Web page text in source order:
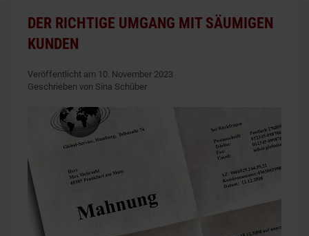
DER RICHTIGE UMGANG MIT SÄUMIGEN
KUNDEN
Veröffentlicht am 10. November 2023
Geschrieben von Sina Schüber